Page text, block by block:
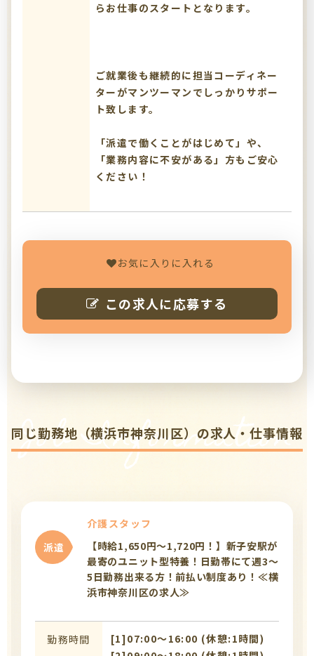
らお仕事のスタートとなります。
ご就業後も継続的に担当コーディネー
ターがマンツーマンでしっかりサポー
ト致します。
「派遣で働くことがはじめて」や、
「業務内容に不安がある」方もご安心
ください！
お気に入りに入れる
この求人に応募する
Job Information
同じ勤務地（横浜市神奈川区）の求人・仕事情報
派遣
介護スタッフ
【時給1,650円～1,720円！】新子安駅が
最寄のユニット型特養！日勤帯にて週3～
5日勤務出来る方！前払い制度あり！≪横
浜市神奈川区の求人≫
勤務時間
[1]07:00〜16:00 (休憩:1時間)